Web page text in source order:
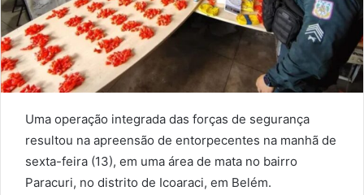
Uma operação integrada das forças de segurança
resultou na apreensão de entorpecentes na manhã de
sexta-feira (13), em uma área de mata no bairro
Paracuri, no distrito de Icoaraci, em Belém.